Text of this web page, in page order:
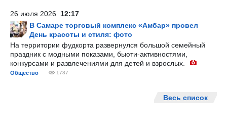
26 июля 2026 12:17
В Самаре торговый комплекс «Амбар» провел
День красоты и стиля: фото
На территории фудкорта развернулся большой семейный
праздник с модными показами, бьюти-активностями,
конкурсами и развлечениями для детей и взрослых.
Общество 1787
Весь список